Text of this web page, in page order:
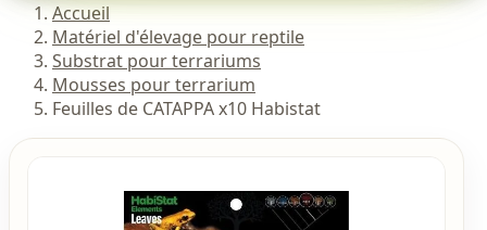
Accueil
Matériel d'élevage pour reptile
Substrat pour terrariums
Mousses pour terrarium
Feuilles de CATAPPA x10 Habistat